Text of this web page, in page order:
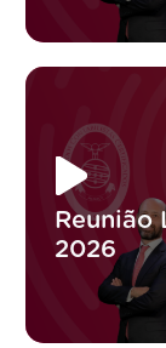
Reunião
2026